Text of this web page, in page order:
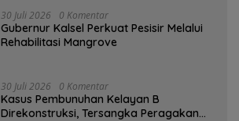
30 Juli 2026 0 Komentar
Gubernur Kalsel Perkuat Pesisir Melalui
Rehabilitasi Mangrove
30 Juli 2026 0 Komentar
Kasus Pembunuhan Kelayan B
Direkonstruksi, Tersangka Peragakan